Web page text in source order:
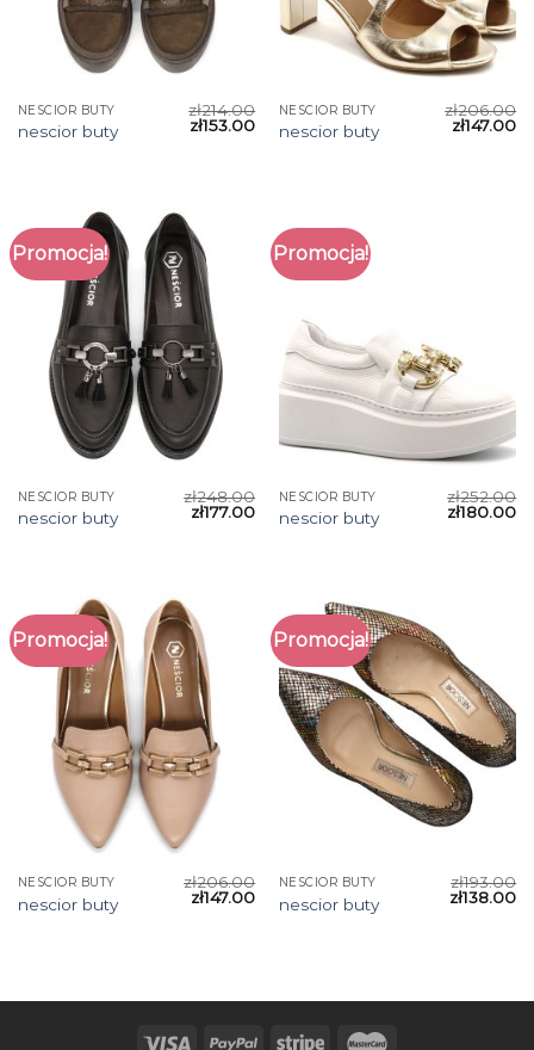
NESCIOR BUTY
nescior buty
zł214.00
zł153.00
NESCIOR BUTY
nescior buty
zł206.00
zł147.00
Promocja!
NESCIOR BUTY
nescior buty
zł248.00
zł177.00
Promocja!
NESCIOR BUTY
nescior buty
zł252.00
zł180.00
Promocja!
NESCIOR BUTY
nescior buty
zł206.00
zł147.00
Promocja!
NESCIOR BUTY
nescior buty
zł193.00
zł138.00